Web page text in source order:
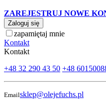
ZAREJESTRUJ NOWE
Zaloguj się
zapamiętaj mnie
Kontakt
Kontakt
+48 32 290 43 50 +48
Emailsklep@olejefuchs.pl